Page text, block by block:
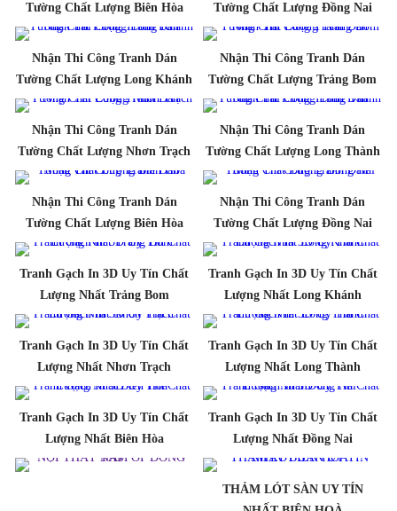
Tường Chất Lượng Biên Hòa
Tường Chất Lượng Đồng Nai
Nhận Thi Công Tranh Dán
Tường Chất Lượng Long Khánh
Nhận Thi Công Tranh Dán
Tường Chất Lượng Trảng Bom
Nhận Thi Công Tranh Dán
Tường Chất Lượng Nhơn Trạch
Nhận Thi Công Tranh Dán
Tường Chất Lượng Long Thành
Nhận Thi Công Tranh Dán
Tường Chất Lượng Biên Hòa
Nhận Thi Công Tranh Dán
Tường Chất Lượng Đồng Nai
Tranh Gạch In 3D Uy Tín Chất
Lượng Nhất Trảng Bom
Tranh Gạch In 3D Uy Tín Chất
Lượng Nhất Long Khánh
Tranh Gạch In 3D Uy Tín Chất
Lượng Nhất Nhơn Trạch
Tranh Gạch In 3D Uy Tín Chất
Lượng Nhất Long Thành
Tranh Gạch In 3D Uy Tín Chất
Lượng Nhất Biên Hòa
Tranh Gạch In 3D Uy Tín Chất
Lượng Nhất Đồng Nai
THẢM LÓT SÀN UY TÍN